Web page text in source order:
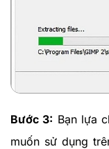
Bước 3: Bạn lựa
muốn sử dụng